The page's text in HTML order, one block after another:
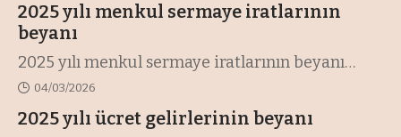
2025 yılı menkul sermaye iratlarının
beyanı
2025 yılı menkul sermaye iratlarının beyanı…
04/03/2026
2025 yılı ücret gelirlerinin beyanı